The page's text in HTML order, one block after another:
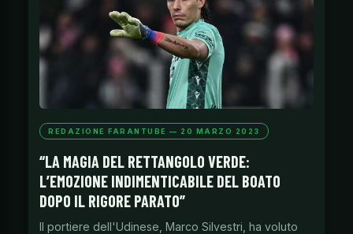
REDAZIONE FARANTUBE — 20 MARZO 2023
“LA MAGIA DEL RETTANGOLO VERDE:
L’EMOZIONE INDIMENTICABILE DEL BOATO
DOPO IL RIGORE PARATO”
Il portiere dell'Udinese, Marco Silvestri, ha voluto